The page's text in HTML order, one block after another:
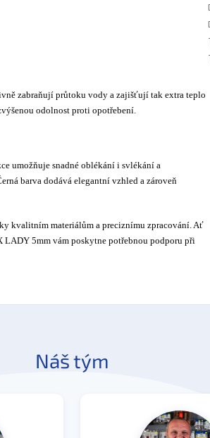
zabraňují průtoku vody a zajišťují tak extra teplo
odolnost proti opotřebení.
umožňuje snadné oblékání i svlékání a
barva dodává elegantní vzhled a zároveň
kvalitním materiálům a preciznímu zpracování. Ať
LADY 5mm vám poskytne potřebnou podporu při
Náš tým